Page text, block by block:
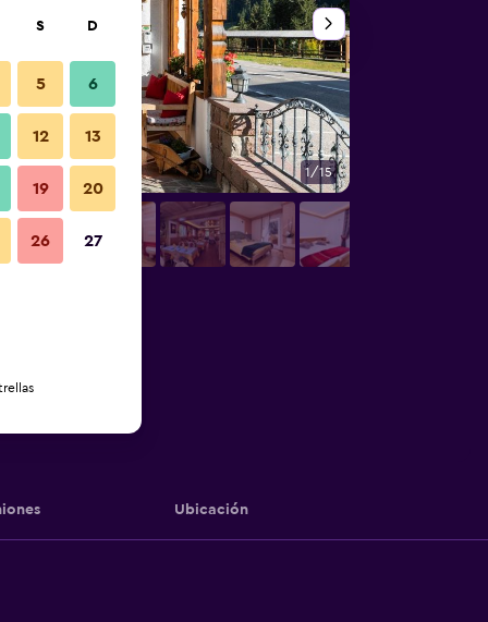
1/15
Ubicación
S D
5 6
12 13
19 20
26 27